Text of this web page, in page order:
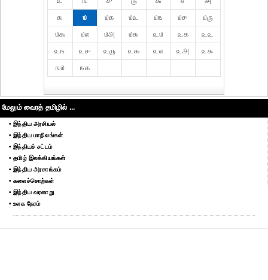
௯
௰ ௰௧ ௰௨ ௰௩ ௰௪
௰௫
௰௬
௰௭ ௰௮ ௰௯ ௨௰ ௨௧
௨௨
௨௩
௨௪ ௨௫ ௨௬ ௨௭ ௨௮
௨௯
௩௰
௩௧
மேலும் வைரத் தமிழில் ...
• இந்திய அரசியல்
• இந்திய மாநிலங்கள்
• இந்தியச் சட்டம்
• தமிழ் இலக்கியங்கள்
• இந்திய அரசாங்கம்
• கலைச்சொற்கள்
• இந்திய வரலாறு
• உலக நேரம்